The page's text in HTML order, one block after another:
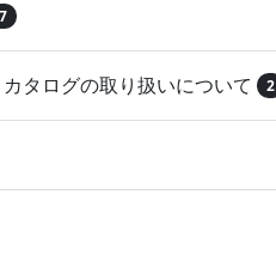
7
タログの取り扱いについて 2